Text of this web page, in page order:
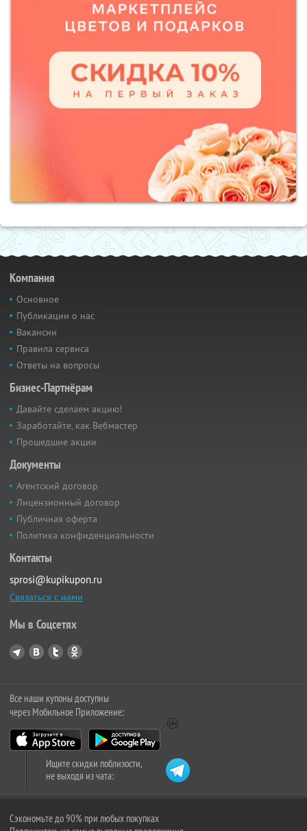
Компания
Основное
Публикации о нас
Вакансии
Правила сервиса
Ответы на вопросы
Бизнес-Партнёрам
Давайте сделаем акцию!
Заработайте, как Вебмастер
Прошедшие акции
Документы
Агентский договор
Лицензионный договор
Публичная оферта
Политика конфиденциальности
Контакты
sprosi@kupikupon.ru
Связаться с нами
Мы в Соцсетях
Все наши купоны доступны
через Мобильное Приложение:
Ищите скидки поблизости,
не выходя из чата:
Сэкономьте до 90% при любых покупках